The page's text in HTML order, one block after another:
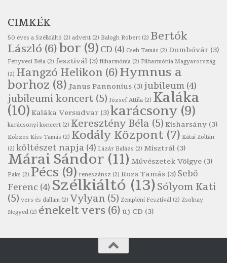
Szélkiáltó
Robert Burns: Árpa Jankó
Szélkiáltó
Robert Burns: Most hoci a számlát
Szélkiáltó
Robert Burns: Most hoci a számlát
Szélkiáltó
Robert Burns: Nagyhasú flaskó…
Szélkiáltó
Robert Burns: Skót ital
Szélkáltó
Robert Burns: Skót ital
Szélkiáltó
Simkó Péter: Károgós
Szélkiáltó
Szélkiáltó
Szepesi Attila: Csali dal
CIMKÉK
50 éves a Szélkiáltó (2) advent (2) Balogh Robert (2) Bertók
László (6)bor (9) CD (4) Cseh Tamás (2) Dombóvár (3)
Fenyvesi Béla (2) fesztivál (3) filharmónia (2) Filharmónia Magyarország
(2) Hangzó Helikon (6)Hymnus a
borhoz (8) Janus Pannonius (3)jubileum (4)
jubileumi koncert (5) József Attila (2) Kaláka
(10) Kaláka Versudvar (3)karácsony (9)
karácsonyi koncert (2) Keresztény Béla (5) Kisharsány (3)
Kobzos Kiss Tamás (2) Kodály Központ (7) Kátai Zoltán
(2) költészet napja (4) Lázár Balázs (2) Misztrál (3)
Márai Sándor (11) Művészetek Völgye (3)
Paks (2) Pécs (9) reneszánsz (2) Rozs Tamás (3) Sebő
Ferenc (4) Szélkiáltó (13)Sólyom Kati
(5) vers és dallam (2) Vylyan (5) Zempléni Fesztivál (2) Zsolnay
Negyed (2) énekelt vers (6) új CD (3)